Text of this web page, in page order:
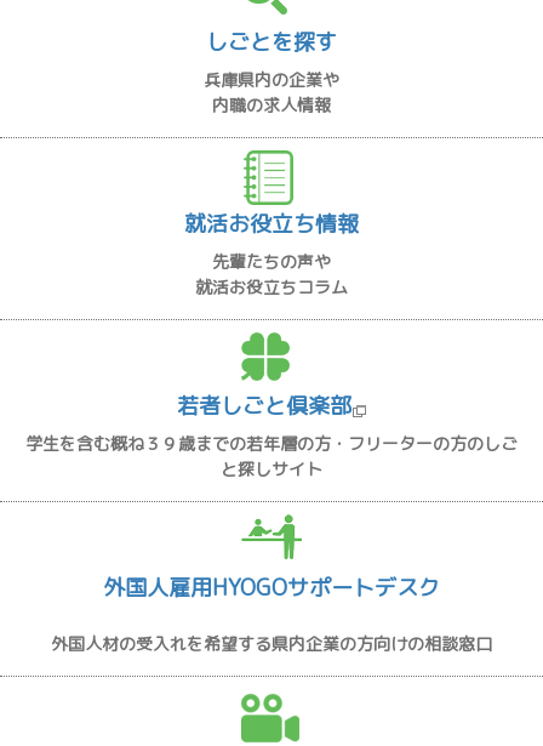
しごとを探す
兵庫県内の企業や
内職の求人情報
就活お役立ち情報
先輩たちの声や
就活お役立ちコラム
若者しごと倶楽部
学生を含む概ね３９歳までの若年層の方・フリーターの方のしご
と探しサイト
外国人雇用HYOGOサポートデスク
外国人材の受入れを希望する県内企業の方向けの相談窓口